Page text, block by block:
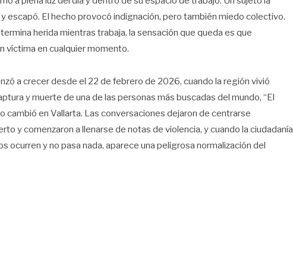
escapó. El hecho provocó indignación, pero también miedo colectivo.
herida mientras trabaja, la sensación que queda es que
víctima en cualquier momento.
a crecer desde el 22 de febrero de 2026, cuando la región vivió
y muerte de una de las personas más buscadas del mundo, “El
cambió en Vallarta. Las conversaciones dejaron de centrarse
y comenzaron a llenarse de notas de violencia, y cuando la ciudadanía
ocurren y no pasa nada, aparece una peligrosa normalización del